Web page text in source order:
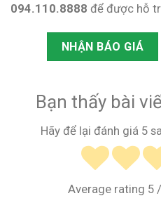
094.110.8888 để được hỗ
NHẬN BÁO GIÁ
Bạn thấy bài
Hãy để lại đánh giá 5
Average rating 5/